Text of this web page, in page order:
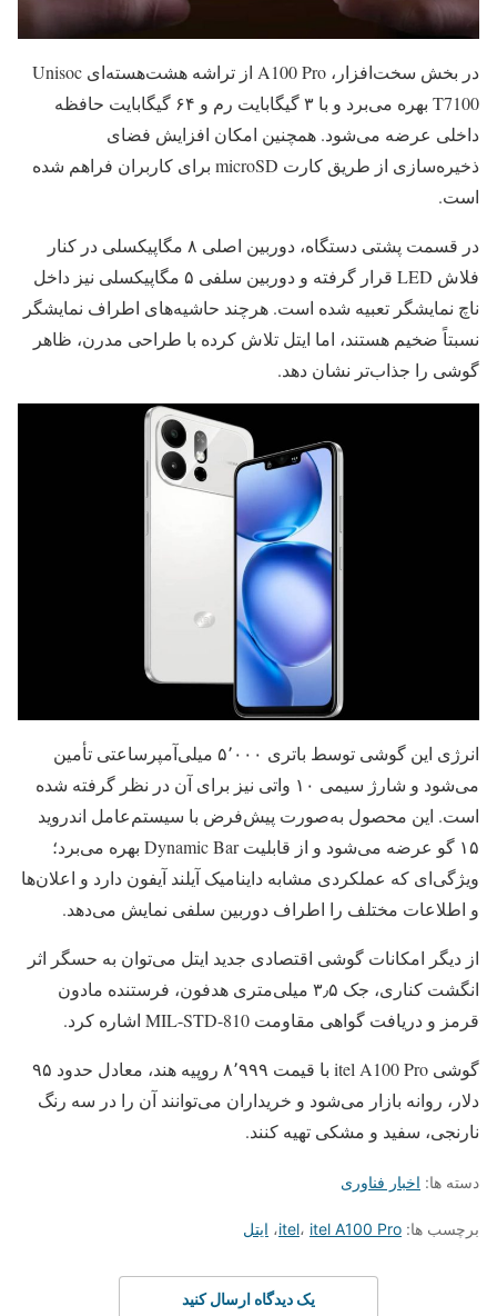
در بخش سخت‌افزار، A100 Pro از تراشه هشت‌هسته‌ای Unisoc
T7100 بهره می‌برد و با ۳ گیگابایت رم و ۶۴ گیگابایت حافظه
داخلی عرضه می‌شود. همچنین امکان افزایش فضای
ذخیره‌سازی از طریق کارت microSD برای کاربران فراهم شده
است.
در قسمت پشتی دستگاه، دوربین اصلی ۸ مگاپیکسلی در کنار
فلاش LED قرار گرفته و دوربین سلفی ۵ مگاپیکسلی نیز داخل
ناچ نمایشگر تعبیه شده است. هرچند حاشیه‌های اطراف نمایشگر
نسبتاً ضخیم هستند، اما ایتل تلاش کرده با طراحی مدرن، ظاهر
گوشی را جذاب‌تر نشان دهد.
انرژی این گوشی توسط باتری ۵٬۰۰۰ میلی‌آمپرساعتی تأمین
می‌شود و شارژ سیمی ۱۰ واتی نیز برای آن در نظر گرفته شده
است. این محصول به‌صورت پیش‌فرض با سیستم‌عامل اندروید
۱۵ گو عرضه می‌شود و از قابلیت Dynamic Bar بهره می‌برد؛
ویژگی‌ای که عملکردی مشابه داینامیک آیلند آیفون دارد و اعلان‌ها
و اطلاعات مختلف را اطراف دوربین سلفی نمایش می‌دهد.
از دیگر امکانات گوشی اقتصادی جدید ایتل می‌توان به حسگر اثر
انگشت کناری، جک ۳٫۵ میلی‌متری هدفون، فرستنده مادون
قرمز و دریافت گواهی مقاومت MIL-STD-810 اشاره کرد.
گوشی itel A100 Pro با قیمت ۸٬۹۹۹ روپیه هند، معادل حدود ۹۵
دلار، روانه بازار می‌شود و خریداران می‌توانند آن را در سه رنگ
نارنجی، سفید و مشکی تهیه کنند.
دسته ها: اخبار فناوری
برچسب ها: itel، itel A100 Pro ، ایتل
یک دیدگاه ارسال کنید